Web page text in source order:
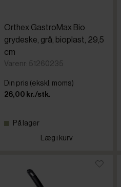
Orthex GastroMax Bio
grydeske, grå, bioplast, 29,5
cm
Varenr: 51260235
Din pris (ekskl. moms)
26,00 kr./stk.
På lager
Læg i kurv